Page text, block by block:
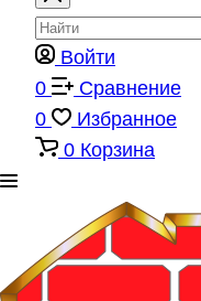
Войти
0
Сравнение
0
Избранное
0 Корзина